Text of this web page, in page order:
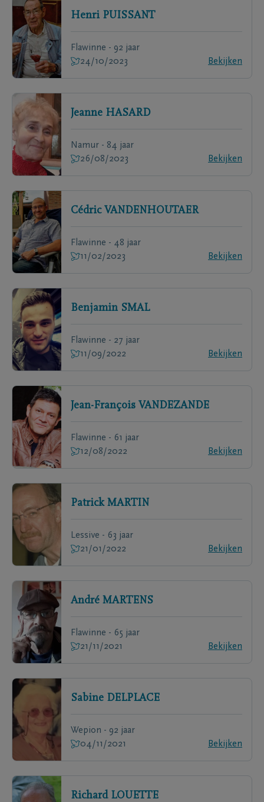
Henri PUISSANT
Flawinne - 92 jaar
24/10/2023
Bekijken
Jeanne HASARD
Namur - 84 jaar
26/08/2023
Bekijken
Cédric VANDENHOUTAER
Flawinne - 48 jaar
11/02/2023
Bekijken
Benjamin SMAL
Flawinne - 27 jaar
11/09/2022
Bekijken
Jean-François VANDEZANDE
Flawinne - 61 jaar
12/08/2022
Bekijken
Patrick MARTIN
Lessive - 63 jaar
21/01/2022
Bekijken
André MARTENS
Flawinne - 65 jaar
21/11/2021
Bekijken
Sabine DELPLACE
Wepion - 92 jaar
04/11/2021
Bekijken
Richard LOUETTE